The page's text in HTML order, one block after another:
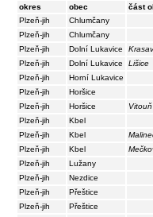
okres obec část
Plzeň-jih
Chlumčany
Plzeň-jih
Chlumčany
Plzeň-jih
Dolní Lukavice
Plzeň-jih
Dolní Lukavice Lišice
Plzeň-jih
Horní Lukavice
Plzeň-jih
Horšice
Plzeň-jih
Horšice Vitouň
Plzeň-jih
Kbel
Plzeň-jih
Kbel
Plzeň-jih
Kbel
Plzeň-jih
Lužany
Plzeň-jih
Nezdice
Plzeň-jih
Přeštice
Plzeň-jih
Přeštice